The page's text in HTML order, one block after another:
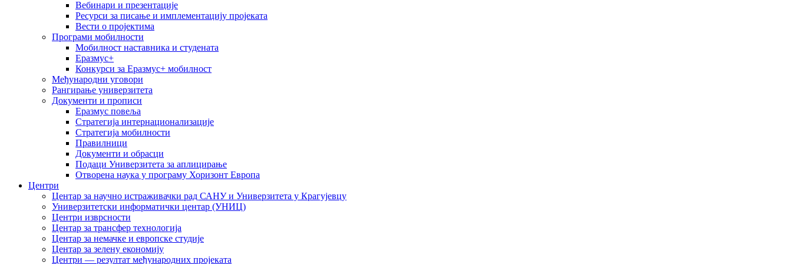
Вебинари и презентације
Ресурси за писање и имплементацију пројеката
Вести о пројектима
Програми мобилности
Мобилност наставника и студената
Еразмус+
Конкурси за Еразмус+ мобилност
Међународни уговори
Рангирање универзитета
Документи и прописи
Еразмус повеља
Стратегија интернационализације
Стратегија мобилности
Правилници
Документи и обрасци
Подаци Универзитета за аплицирање
Отворена наука у програму Хоризонт Европа
Центри
Центар за научно истраживачки рад САНУ и Универзитета у Крагујевцу
Универзитетски информатички центар (УНИЦ)
Центри изврсности
Центар за трансфер технологија
Центар за немачке и европске студије
Центар за зелену економију
Центри — резултат међународних пројеката